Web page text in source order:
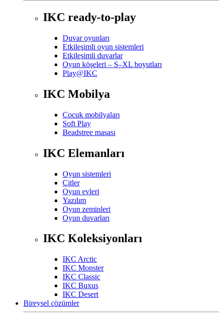
IKC ready-to-play
Duvar oyunları
Etkileşimli oyun sistemleri
Etkileşimli duvarlar
Oyun köşeleri – S–XL boyutları
Play@IKC
IKC Mobilya
Çocuk mobilyaları
Soft Play
Beadstree masası
IKC Elemanları
Oyun sistemleri
Çitler
Oyun evleri
Yazılım
Oyun zeminleri
Oyun duvarları
IKC Koleksiyonları
IKC Arctic
IKC Monster
IKC Classic
IKC Buxus
IKC Desert
Bireysel çözümler